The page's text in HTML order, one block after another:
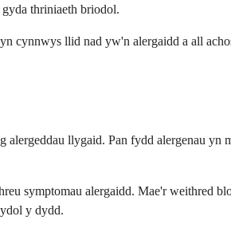
thriniaeth briodol.
cynnwys llid nad yw'n alergaidd a all
llygaid. Pan fydd alergenau yn
symptomau alergaidd. Mae'r weithred
y dydd.